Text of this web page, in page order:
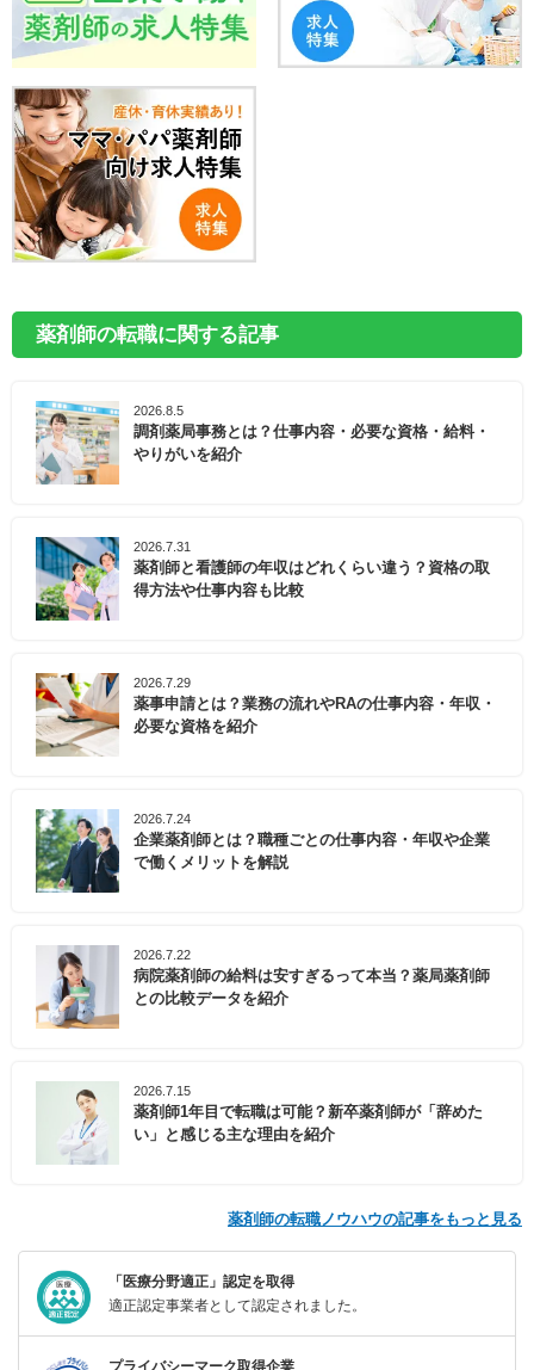
薬剤師の転職に関する記事
2026.8.5
調剤薬局事務とは？仕事内容・必要な資格・給料・
やりがいを紹介
2026.7.31
薬剤師と看護師の年収はどれくらい違う？資格の取
得方法や仕事内容も比較
2026.7.29
薬事申請とは？業務の流れやRAの仕事内容・年収・
必要な資格を紹介
2026.7.24
企業薬剤師とは？職種ごとの仕事内容・年収や企業
で働くメリットを解説
2026.7.22
病院薬剤師の給料は安すぎるって本当？薬局薬剤師
との比較データを紹介
2026.7.15
薬剤師1年目で転職は可能？新卒薬剤師が「辞めた
い」と感じる主な理由を紹介
薬剤師の転職ノウハウの記事をもっと見る
「医療分野適正」認定を取得
適正認定事業者として認定されました。
プライバシーマーク取得企業